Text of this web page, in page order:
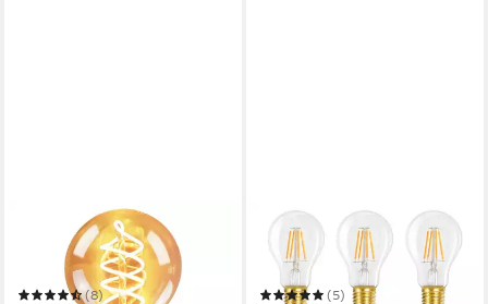
LED-Leuchtmittel E27 A60
Leuchtmittel 2200K 4W
Glühlampe(8)
NETTLIFE
LED-Leuchtmittel Glühbirne
6St 4W 2700K E27 Vintage
Edison A60 Leuchtmittel
(5)